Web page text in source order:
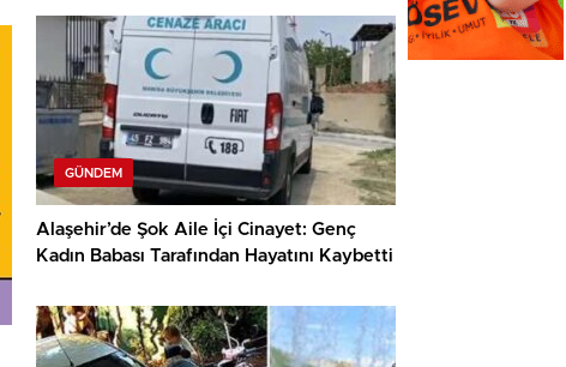
GÜNDEM
Alaşehir’de Şok Aile İçi Cinayet: Genç
Kadın Babası Tarafından Hayatını Kaybetti